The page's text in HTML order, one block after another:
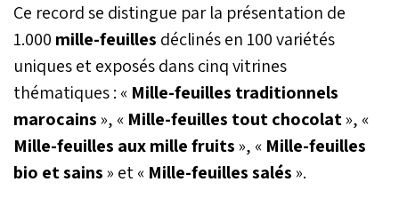
Ce record se distingue par la présentation de
1.000 mille-feuilles déclinés en 100 variétés
uniques et exposés dans cinq vitrines
thématiques : « Mille-feuilles traditionnels
marocains», « Mille-feuilles tout chocolat», «
Mille-feuilles aux mille fruits», « Mille-feuilles
bio et sains» et « Mille-feuilles salés».